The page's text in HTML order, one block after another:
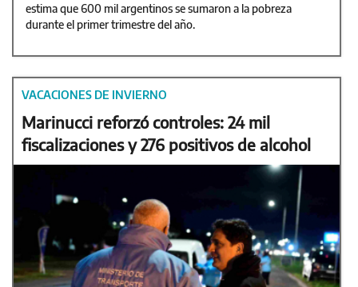
estima que 600 mil argentinos se sumaron a la pobreza
durante el primer trimestre del año.
VACACIONES DE INVIERNO
Marinucci reforzó controles: 24 mil
fiscalizaciones y 276 positivos de alcohol